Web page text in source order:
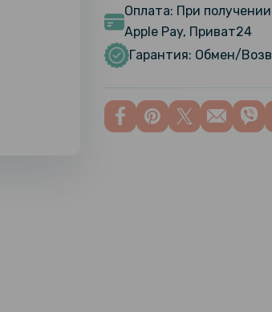
Оплата: При
Apple Pay, Приват24
Гарантия: Обмен/